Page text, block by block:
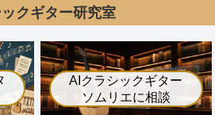
クギター研究室
AIクラシックギター
ソムリエに相談